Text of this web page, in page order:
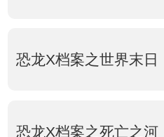
恐龙X档案之世界末日
恐龙X档案之死亡之河